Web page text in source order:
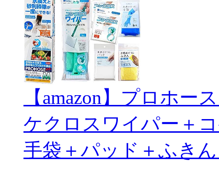
【amazon】プロホ
ケクロスワイパー＋
手袋＋パッド＋ふき